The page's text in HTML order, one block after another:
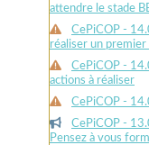
attendre le stade
CePiCOP -
réaliser un premier
CePiCOP -
actions à réaliser
CePiCOP -
CePiCOP -
Pensez à vous